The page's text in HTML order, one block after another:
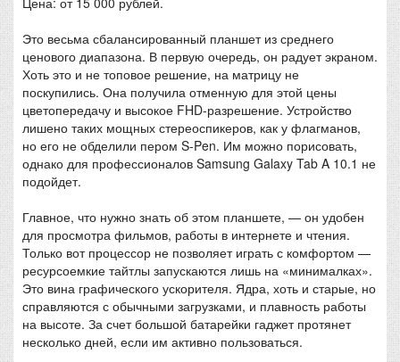
Это весьма сбалансированный планшет из среднего
ценового диапазона. В первую очередь, он радует экраном.
Хоть это и не топовое решение, на матрицу не
поскупились. Она получила отменную для этой цены
цветопередачу и высокое FHD-разрешение. Устройство
лишено таких мощных стереоспикеров, как у флагманов,
но его не обделили пером S-Pen. Им можно порисовать,
однако для профессионалов Samsung Galaxy Tab A 10.1 не
подойдет.
Главное, что нужно знать об этом планшете, — он удобен
для просмотра фильмов, работы в интернете и чтения.
Только вот процессор не позволяет играть с комфортом —
ресурсоемкие тайтлы запускаются лишь на «минималках».
Это вина графического ускорителя. Ядра, хоть и старые, но
справляются с обычными загрузками, и плавность работы
на высоте. За счет большой батарейки гаджет протянет
несколько дней, если им активно пользоваться.